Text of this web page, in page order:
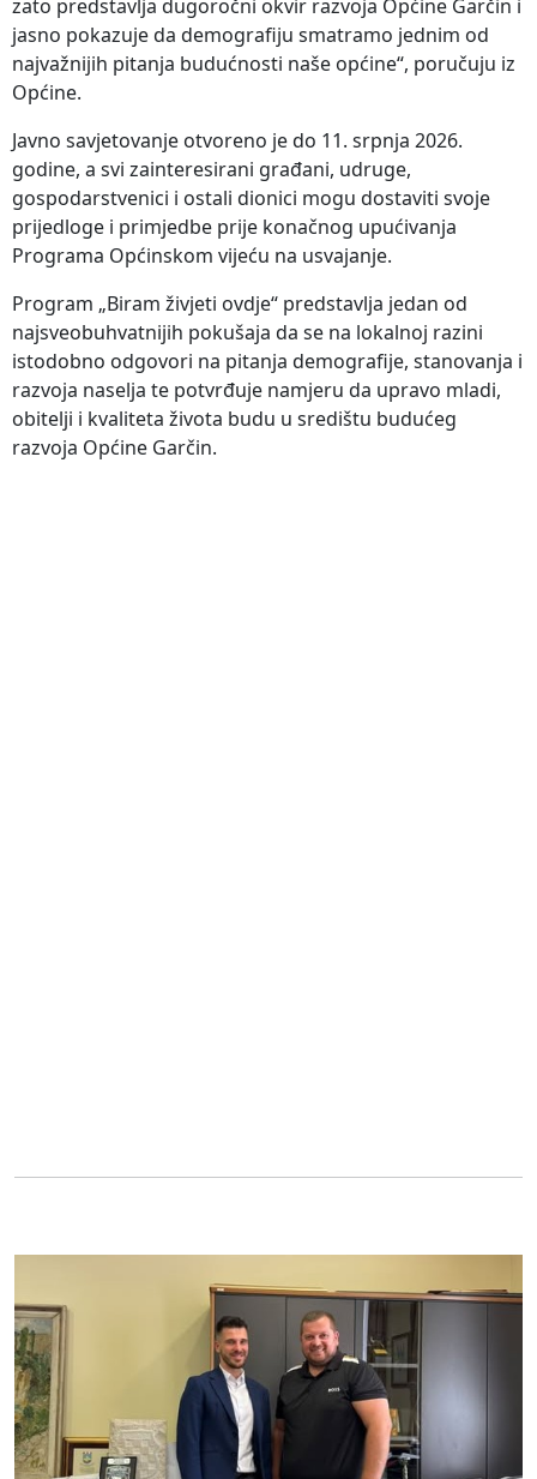
zato predstavlja dugoročni okvir razvoja Općine Garčin i
jasno pokazuje da demografiju smatramo jednim od
najvažnijih pitanja budućnosti naše općine“, poručuju iz
Općine.
Javno savjetovanje otvoreno je do 11. srpnja 2026.
godine, a svi zainteresirani građani, udruge,
gospodarstvenici i ostali dionici mogu dostaviti svoje
prijedloge i primjedbe prije konačnog upućivanja
Programa Općinskom vijeću na usvajanje.
Program „Biram živjeti ovdje“ predstavlja jedan od
najsveobuhvatnijih pokušaja da se na lokalnoj razini
istodobno odgovori na pitanja demografije, stanovanja i
razvoja naselja te potvrđuje namjeru da upravo mladi,
obitelji i kvaliteta života budu u središtu budućeg
razvoja Općine Garčin.